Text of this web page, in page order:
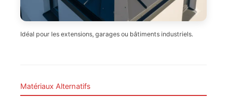
Idéal pour les extensions, garages ou bâtiments industriels.
Matériaux Alternatifs